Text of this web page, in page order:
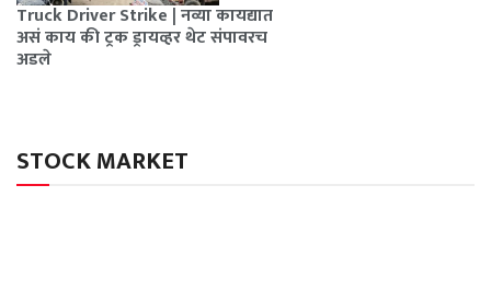
Truck Driver Strike | नव्या कायद्यात
असं काय की ट्रक ड्रायव्हर थेट संपावरच
अडले
STOCK MARKET